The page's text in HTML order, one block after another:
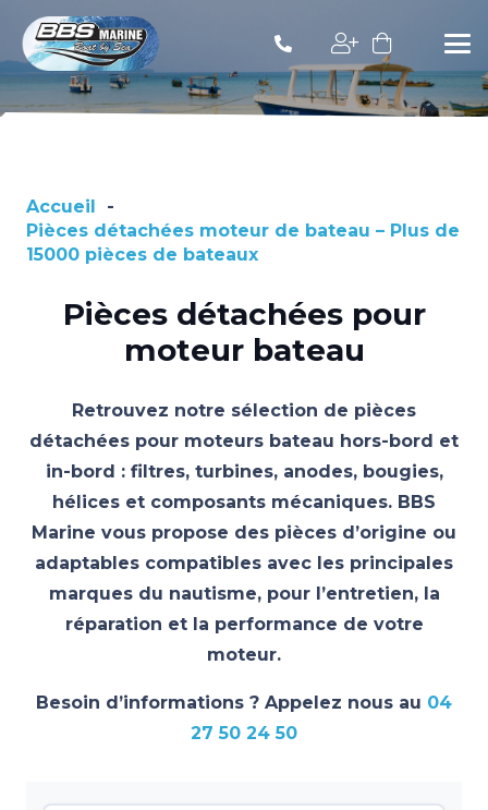
Accueil
-
Pièces détachées moteur de bateau – Plus de
15000 pièces de bateaux
Pièces détachées pour
moteur bateau
Retrouvez notre sélection de pièces
détachées pour moteurs bateau hors-bord et
in-bord : filtres, turbines, anodes, bougies,
hélices et composants mécaniques. BBS
Marine vous propose des pièces d’origine ou
adaptables compatibles avec les principales
marques du nautisme, pour l’entretien, la
réparation et la performance de votre
moteur.
Besoin d’informations ? Appelez nous au 04
27 50 24 50